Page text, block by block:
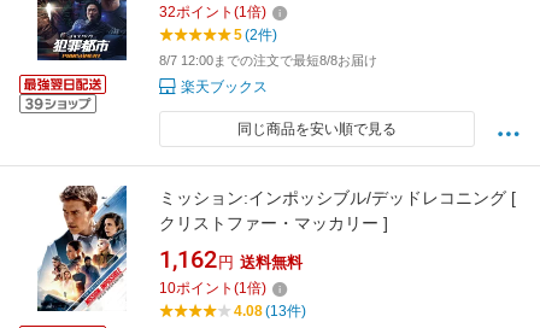
32ポイント (1倍)
5(2件)
8/7 12:00までの注文で最短8/8お届け
楽天ブックス
同じ商品を安い順で見る
ミッション:インポッシブル/デッドレコニング [
クリストファー・マッカリー ]
1,162 円 送料無料
10ポイント (1倍)
4.08(13件)